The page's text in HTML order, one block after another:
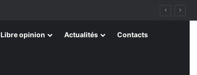
Libre opinion Actualités Contacts